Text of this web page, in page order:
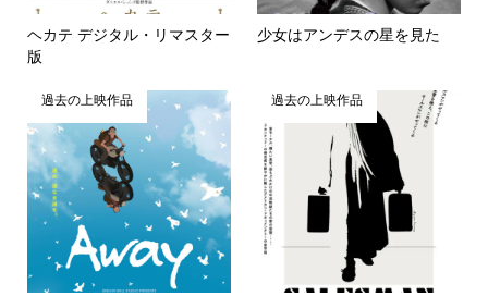
ヘカテ デジタル・リマスター
版
少女はアンデスの星を見た
過去の上映作品 過去の上映作品